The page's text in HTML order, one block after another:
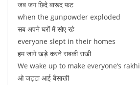
जब जग छिदे बारूद फट
when the gunpowder exploded
सब अपने घरों में सोए रहे
everyone slept in their homes
हम जागे खड़े करने सबकी राखी
We wake up to make everyone’s rakhi
ओ जट्टा आई बैसाखी